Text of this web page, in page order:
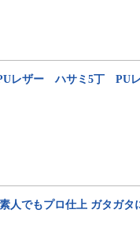
レザー ハサミ5丁
人でもプロ仕上 ガタガ